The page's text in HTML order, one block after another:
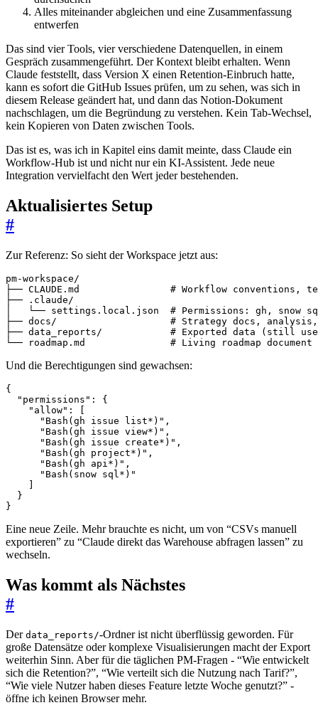
Alles miteinander abgleichen und eine Zusammenfassung
entwerfen
Das sind vier Tools, vier verschiedene Datenquellen, in einem
Gespräch zusammengeführt. Der Kontext bleibt erhalten. Wenn
Claude feststellt, dass Version X einen Retention-Einbruch hatte,
kann es sofort die GitHub Issues prüfen, um zu sehen, was sich in
diesem Release geändert hat, und dann das Notion-Dokument
nachschlagen, um die Begründung zu verstehen. Kein Tab-Wechsel,
kein Kopieren von Daten zwischen Tools.
Das ist es, was ich in Kapitel eins damit meinte, dass Claude ein
Workflow-Hub ist und nicht nur ein KI-Assistent. Jede neue
Integration vervielfacht den Wert jeder bestehenden.
Aktualisiertes Setup
#
Zur Referenz: So sieht der Workspace jetzt aus:
└── roadmap.md               # Living roadmap document
Und die Berechtigungen sind gewachsen:
{
"permissions" :
{
"allow" :
"Bash(gh issue list*)" ,
"Bash(gh issue view*)" ,
"Bash(gh issue create*)" ,
"Bash(gh project*)" ,
"Bash(gh api*)" ,
"Bash(snow sql*)"
}
}
Eine neue Zeile. Mehr brauchte es nicht, um von “CSVs manuell
exportieren” zu “Claude direkt das Warehouse abfragen lassen” zu
wechseln.
Was kommt als Nächstes
#
Der data_reports/-Ordner ist nicht überflüssig geworden. Für
große Datensätze oder komplexe Visualisierungen macht der Export
weiterhin Sinn. Aber für die täglichen PM-Fragen - “Wie entwickelt
sich die Retention?”, “Wie verteilt sich die Nutzung nach Tarif?”,
“Wie viele Nutzer haben dieses Feature letzte Woche genutzt?” -
öffne ich keinen Browser mehr.